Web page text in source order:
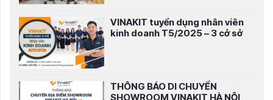
VINAKIT tuyển dụng nhân viên
kinh doanh T5/2025 – 3 cở sở
THÔNG BÁO DI CHUYỂN
SHOWROOM VINAKIT HÀ NỘI